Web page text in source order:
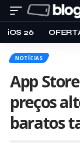
iOS 26
NOTÍCIAS
App
preços
baratos